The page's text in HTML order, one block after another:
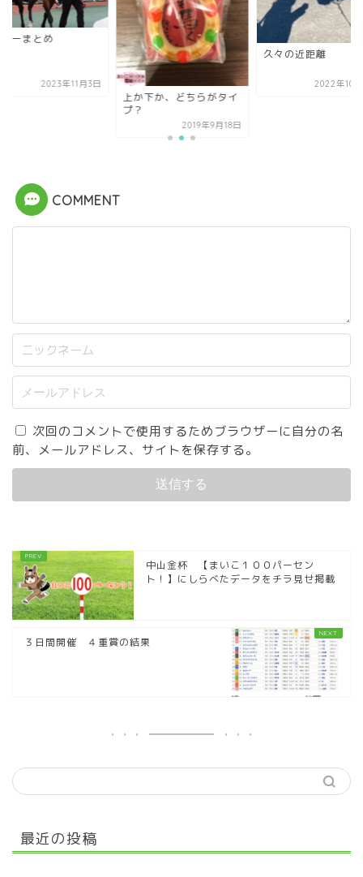
ーまとめ
2023年11月3日
上か下か、どちらがタイ
プ？
2019年9月18日
久々の近距離
2022年10
COMMENT
次回のコメントで使用するためブラウザーに自分の名
前、メールアドレス、サイトを保存する。
中山金杯 【まいこ１００パーセン
ト！】にしらべたデータをチラ見せ掲載
３日間開催 ４重賞の結果
最近の投稿